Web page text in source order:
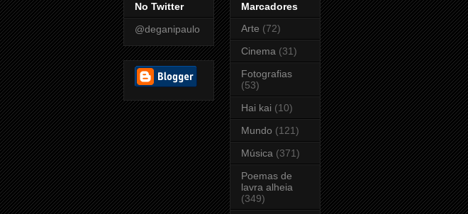
No Twitter
@deganipaulo
Marcadores
Arte (72)
Cinema (31)
Fotografias
(53)
Hai kai (10)
Mundo (121)
Música (371)
Poemas de
lavra alheia
(349)